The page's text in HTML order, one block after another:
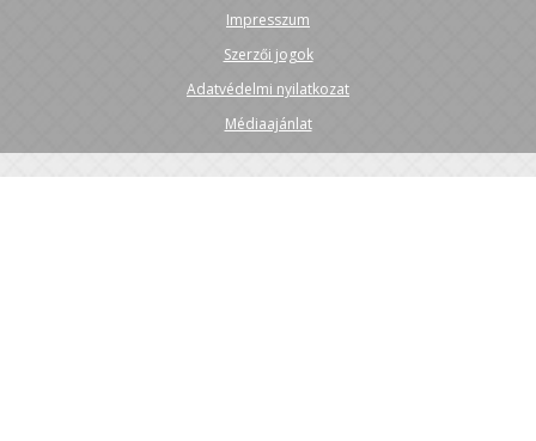
Impresszum
Szerzői jogok
Adatvédelmi nyilatkozat
Médiaajánlat